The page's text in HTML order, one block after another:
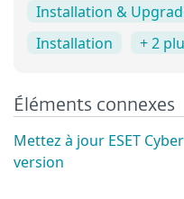
Installation &
Installation
+ 2
Éléments connexes
Mettez à jour ESET
version